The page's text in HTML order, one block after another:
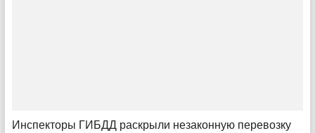
12:18
Инспекторы ГИБДД раскрыли незаконную перевозку